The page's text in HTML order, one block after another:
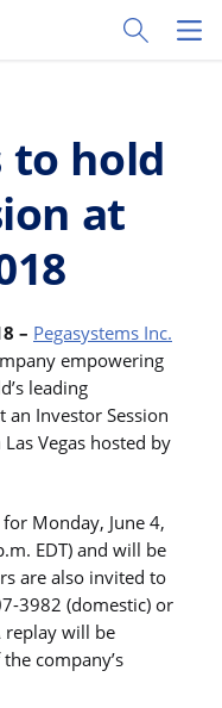
Toggle
to hold
at
– Pegasystems Inc.
empowering
leading
Investor Session
Vegas hosted by
Monday, June 4,
EDT) and will be
are also invited to
3982 (domestic) or
replay will be
company’s